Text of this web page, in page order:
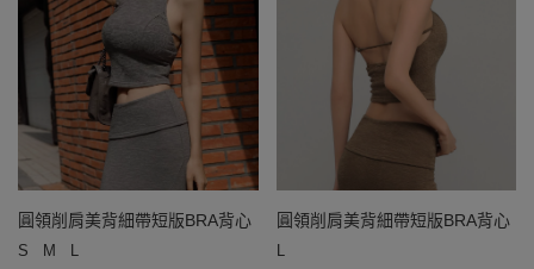
圓領削肩美背細帶短版BRA背心
S M L
圓領削肩美背細帶短版BRA背心
L